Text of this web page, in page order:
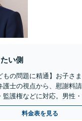
い側
もの問題に精通】お子さ
護士の視点から、慰謝料
監護権などに対応。男性
博多駅6分】
料金表を見る